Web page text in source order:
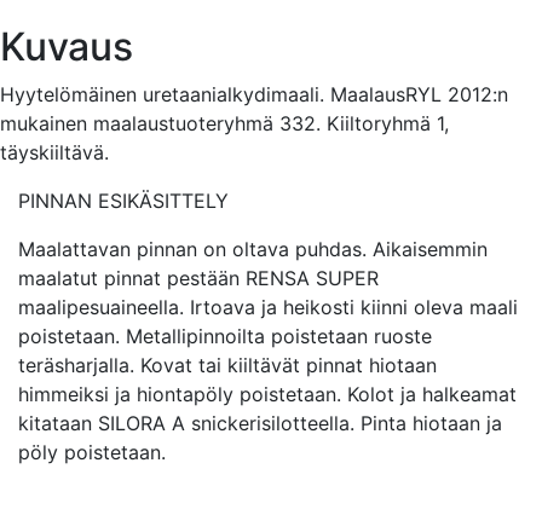
Kuvaus
Hyytelömäinen uretaanialkydimaali. MaalausRYL 2012:n
mukainen maalaustuoteryhmä 332. Kiiltoryhmä 1,
täyskiiltävä.
PINNAN ESIKÄSITTELY
Maalattavan pinnan on oltava puhdas. Aikaisemmin
maalatut pinnat pestään RENSA SUPER
maalipesuaineella. Irtoava ja heikosti kiinni oleva maali
poistetaan. Metallipinnoilta poistetaan ruoste
teräsharjalla. Kovat tai kiiltävät pinnat hiotaan
himmeiksi ja hiontapöly poistetaan. Kolot ja halkeamat
kitataan SILORA A snickerisilotteella. Pinta hiotaan ja
pöly poistetaan.